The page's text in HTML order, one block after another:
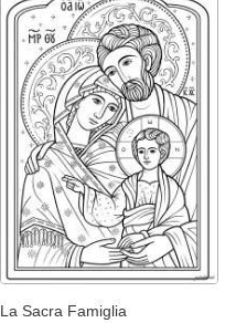
La Sacra Famiglia